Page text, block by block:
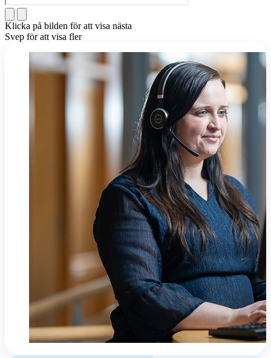
Klicka på bilden för att visa nästa
Svep för att visa fler